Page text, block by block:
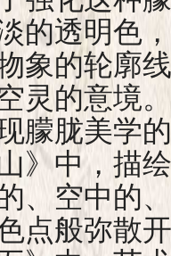
的透明色
象的轮廓
灵的意境
朦胧美学
》中，描
空中的
点般弥散